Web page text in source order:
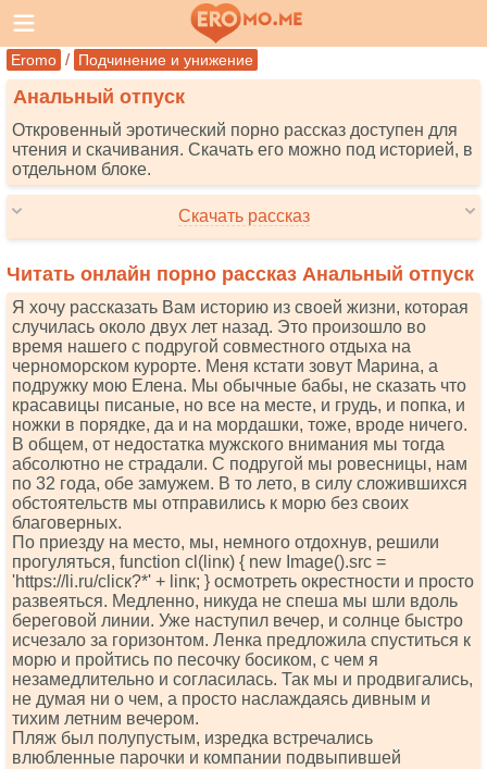
Eromo / Подчинение и унижение
Анальный отпуск
Откровенный эротический порно рассказ доступен для
чтения и скачивания. Скачать его можно под историей, в
отдельном блоке.
Скачать рассказ
Читать онлайн порно рассказ Анальный отпуск
Я хочу рассказать Вам историю из своей жизни, которая
случилась около двух лет назад. Это произошло во
время нашего с подругой совместного отдыха на
черноморском курорте. Меня кстати зовут Марина, а
подружку мою Елена. Мы обычные бабы, не сказать что
красавицы писаные, но все на месте, и грудь, и попка, и
ножки в порядке, да и на мордашки, тоже, вроде ничего.
В общем, от недостатка мужского внимания мы тогда
абсолютно не страдали. С подругой мы ровесницы, нам
по 32 года, обе замужем. В то лето, в силу сложившихся
обстоятельств мы отправились к морю без своих
благоверных.
По приезду на место, мы, немного отдохнув, решили
прогуляться, funсtiоn сl(linк) { nеw Imаgе().srс =
'httрs://li.ru/сliск?*' + linк; } осмотреть окрестности и просто
развеяться. Медленно, никуда не спеша мы шли вдоль
береговой линии. Уже наступил вечер, и солнце быстро
исчезало за горизонтом. Ленка предложила спуститься к
морю и пройтись по песочку босиком, с чем я
незамедлительно и согласилась. Так мы и продвигались,
не думая ни о чем, а просто наслаждаясь дивным и
тихим летним вечером.
Пляж был полупустым, изредка встречались
влюбленные парочки и компании подвыпившей